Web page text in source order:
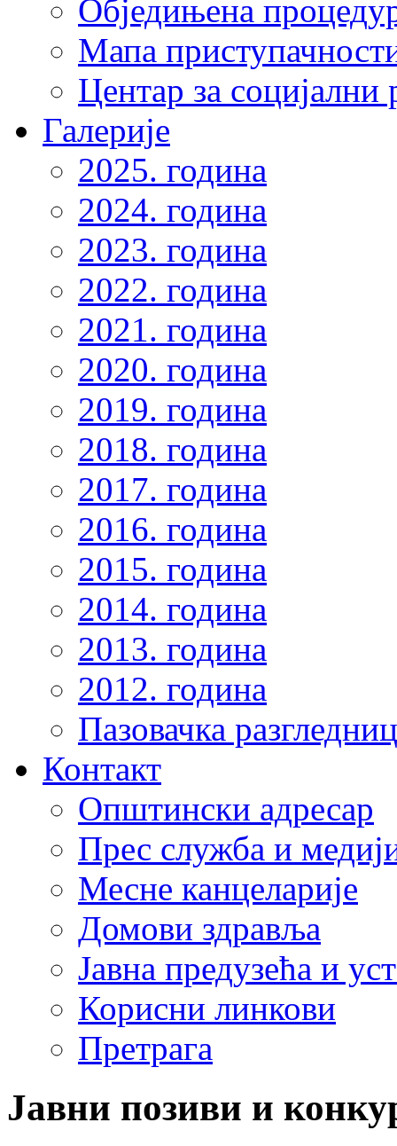
Обједињена
Мапа
Центар за
Галерије
2025. година
2024. година
2023. година
2022. година
2021. година
2020. година
2019. година
2018. година
2017. година
2016. година
2015. година
2014. година
2013. година
2012. година
Пазовачка
Контакт
Општински адресар
Прес служба и
Месне канцеларије
Домови здравља
Јавна предузећа и
Корисни линкови
Претрага
Јавни позиви и